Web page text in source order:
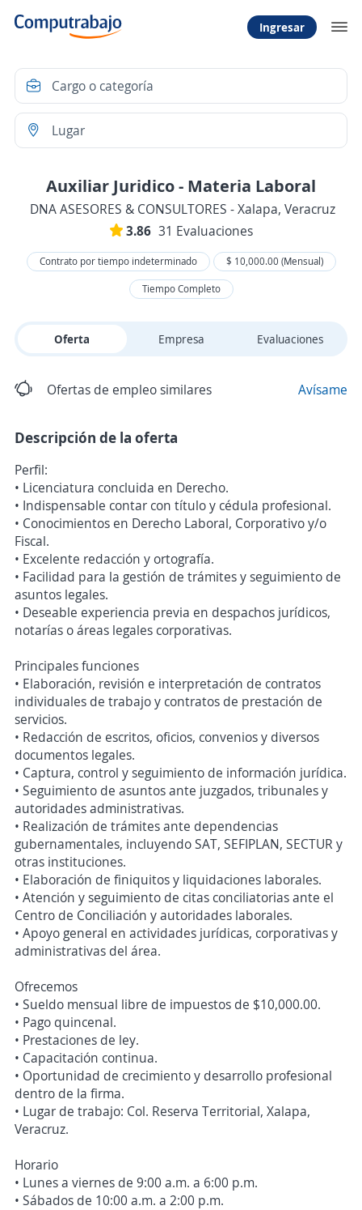
Ingresar
Auxiliar Juridico - Materia Laboral
DNA ASESORES & CONSULTORES - Xalapa, Veracruz
3.86 31 Evaluaciones
Contrato por tiempo indeterminado
$ 10,000.00 (Mensual)
Tiempo Completo
Oferta Empresa Evaluaciones
Ofertas de empleo similares Avísame
Descripción de la oferta
Perfil:
• Licenciatura concluida en Derecho.
• Indispensable contar con título y cédula profesional.
• Conocimientos en Derecho Laboral, Corporativo y/o
Fiscal.
• Excelente redacción y ortografía.
• Facilidad para la gestión de trámites y seguimiento de
asuntos legales.
• Deseable experiencia previa en despachos jurídicos,
notarías o áreas legales corporativas.
Principales funciones
• Elaboración, revisión e interpretación de contratos
individuales de trabajo y contratos de prestación de
servicios.
• Redacción de escritos, oficios, convenios y diversos
documentos legales.
• Captura, control y seguimiento de información jurídica.
• Seguimiento de asuntos ante juzgados, tribunales y
autoridades administrativas.
• Realización de trámites ante dependencias
gubernamentales, incluyendo SAT, SEFIPLAN, SECTUR y
otras instituciones.
• Elaboración de finiquitos y liquidaciones laborales.
• Atención y seguimiento de citas conciliatorias ante el
Centro de Conciliación y autoridades laborales.
• Apoyo general en actividades jurídicas, corporativas y
administrativas del área.
Ofrecemos
• Sueldo mensual libre de impuestos de $10,000.00.
• Pago quincenal.
• Prestaciones de ley.
• Capacitación continua.
• Oportunidad de crecimiento y desarrollo profesional
dentro de la firma.
• Lugar de trabajo: Col. Reserva Territorial, Xalapa,
Veracruz.
Horario
• Lunes a viernes de 9:00 a.m. a 6:00 p.m.
• Sábados de 10:00 a.m. a 2:00 p.m.